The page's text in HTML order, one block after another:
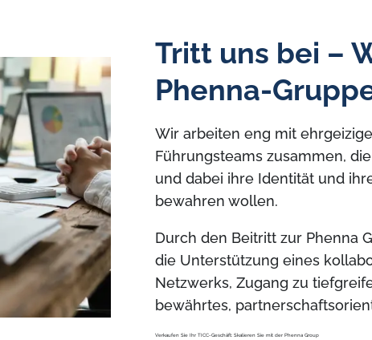
Tritt uns bei –
Phenna-
Wir arbeiten eng mit
Führungsteams zusammen,
und dabei ihre Identität und
bewahren wollen.
Durch den Beitritt zur Phenna
die Unterstützung eines
Netzwerks, Zugang zu
bewährtes,
Verkaufen Sie Ihr TICC-Geschäft: Skalieren Sie mit der Phenna Group